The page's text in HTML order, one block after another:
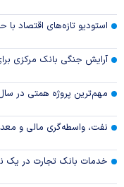
استودیو تازه‌های اقتصاد با
آرایش جنگی بانک مرکزی
مهم‌ترین پروژه همتی در سال
نفت، واسطه‌گری مالی و
خدمات بانک تجارت در یک